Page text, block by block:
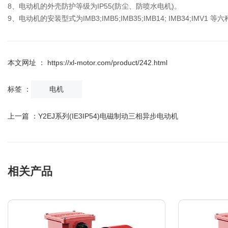
8、电动机的外壳防护等级为IP55(防尘、防喷水电机)。
9、电动机的安装型式为IMB3;IMB5;IMB35;IMB14; IMB34;IMV1 等六
本文网址 ： https://xl-motor.com/product/242.html
标签 ： 电机
上一篇 ： Y2EJ系列(IE3IP54)电磁制动三相异步电动机
相关产品